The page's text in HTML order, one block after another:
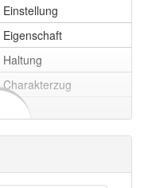
Einstellung
Eigenschaft
Haltung
Charakterzug